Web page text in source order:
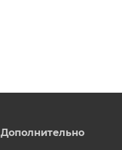
Дополнительно